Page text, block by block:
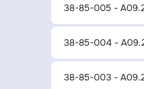
38-85-005 -
38-85-004 -
38-85-003 -